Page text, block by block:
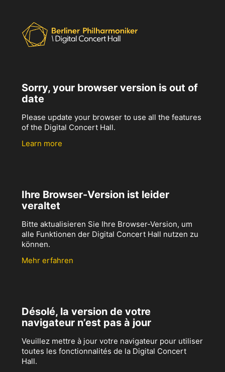
Sorry, your browser version is out of
date
Please update your browser to use all the features
of the Digital Concert Hall.
Learn more
Ihre Browser-Version ist leider
veraltet
Bitte aktualisieren Sie Ihre Browser-Version, um
alle Funktionen der Digital Concert Hall nutzen zu
können.
Mehr erfahren
Désolé, la version de votre
navigateur n’est pas à jour
Veuillez mettre à jour votre navigateur pour utiliser
toutes les fonctionnalités de la Digital Concert
Hall.